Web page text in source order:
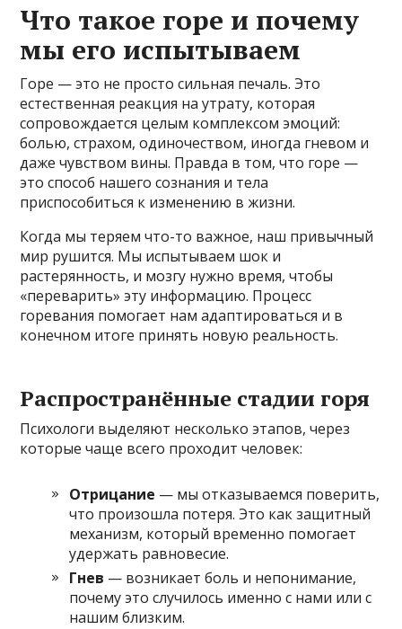
Что такое горе и почему
мы его испытываем
Горе — это не просто сильная печаль. Это
естественная реакция на утрату, которая
сопровождается целым комплексом эмоций:
болью, страхом, одиночеством, иногда гневом и
даже чувством вины. Правда в том, что горе —
это способ нашего сознания и тела
приспособиться к изменению в жизни.
Когда мы теряем что-то важное, наш привычный
мир рушится. Мы испытываем шок и
растерянность, и мозгу нужно время, чтобы
«переварить» эту информацию. Процесс
горевания помогает нам адаптироваться и в
конечном итоге принять новую реальность.
Распространённые стадии горя
Психологи выделяют несколько этапов, через
которые чаще всего проходит человек:
Отрицание — мы отказываемся поверить,
что произошла потеря. Это как защитный
механизм, который временно помогает
удержать равновесие.
Гнев — возникает боль и непонимание,
почему это случилось именно с нами или с
нашим близким.